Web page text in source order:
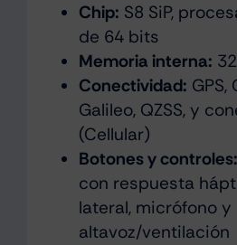
Chip: S8 SiP,
de 64 bits
Memoria interna:
Conectividad: GPS,
Galileo, QZSS, y
(Cellular)
Botones y controles:
con respuesta
lateral, micrófono y
altavoz/ventilación